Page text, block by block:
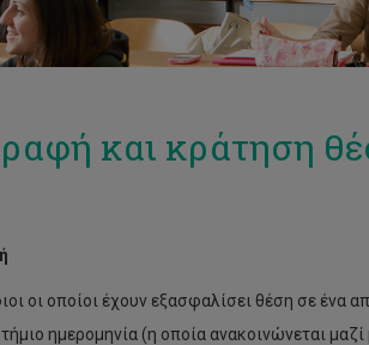
και κράτηση
οι οποίοι έχουν εξασφαλίσει θέση σε ένα
ημερομηνία (η οποία ανακοινώνεται